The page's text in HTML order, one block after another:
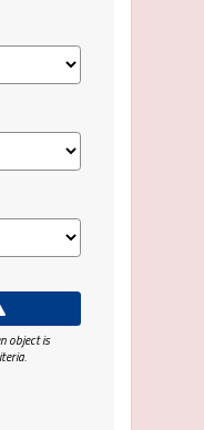
object is